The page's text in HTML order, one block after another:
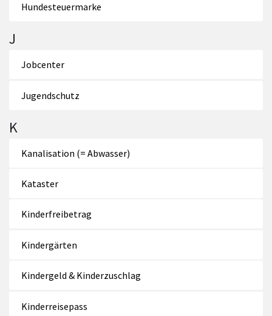
Hundesteuermarke
J
Jobcenter
Jugendschutz
K
Kanalisation (= Abwasser)
Kataster
Kinderfreibetrag
Kindergärten
Kindergeld & Kinderzuschlag
Kinderreisepass